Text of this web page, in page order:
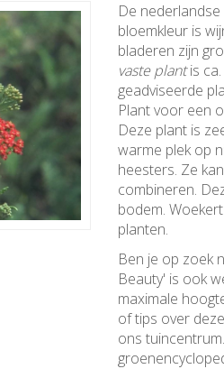
De nederlandse
bloemkleur is
bladeren zijn
vaste plantis ca.
geadviseerde
Plant voor een
Deze plant is
warme plek op
heesters. Ze
combineren.
bodem.
planten.
Ben je op zoek
Beauty' is ook
maximale
of tips over
ons